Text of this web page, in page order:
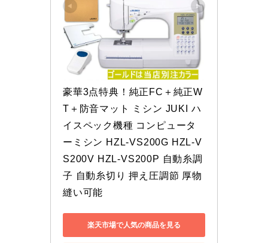
豪華3点特典！純正FC＋純正W
T＋防音マット ミシン JUKI ハ
イスペック機種 コンピュータ
ーミシン HZL-VS200G HZL-V
S200V HZL-VS200P 自動糸調
子 自動糸切り 押え圧調節 厚物
縫い可能
楽天市場で人気の商品を見る